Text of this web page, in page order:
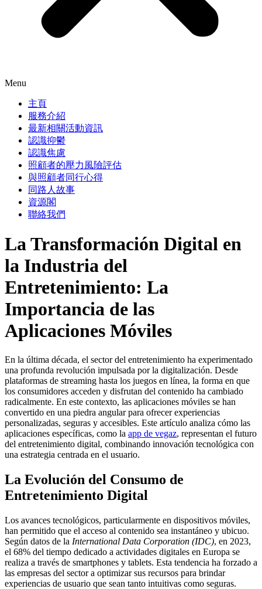
Menu
主頁
服務介紹
最新相關活動資訊
認識抑鬱
認識焦慮
照顧者的壓力風險評估
與照顧者同行心得
同路人故事
資源閣
聯絡我們
La Transformación Digital en
la Industria del
Entretenimiento: La
Importancia de las
Aplicaciones Móviles
En la última década, el sector del entretenimiento ha experimentado
una profunda revolución impulsada por la digitalización. Desde
plataformas de streaming hasta los juegos en línea, la forma en que
los consumidores acceden y disfrutan del contenido ha cambiado
radicalmente. En este contexto, las aplicaciones móviles se han
convertido en una piedra angular para ofrecer experiencias
personalizadas, seguras y accesibles. Este artículo analiza cómo las
aplicaciones específicas, como la app de vegaz, representan el futuro
del entretenimiento digital, combinando innovación tecnológica con
una estrategia centrada en el usuario.
La Evolución del Consumo de
Entretenimiento Digital
Los avances tecnológicos, particularmente en dispositivos móviles,
han permitido que el acceso al contenido sea instantáneo y ubicuo.
Según datos de la International Data Corporation (IDC), en 2023,
el 68% del tiempo dedicado a actividades digitales en Europa se
realiza a través de smartphones y tablets. Esta tendencia ha forzado a
las empresas del sector a optimizar sus recursos para brindar
experiencias de usuario que sean tanto intuitivas como seguras.